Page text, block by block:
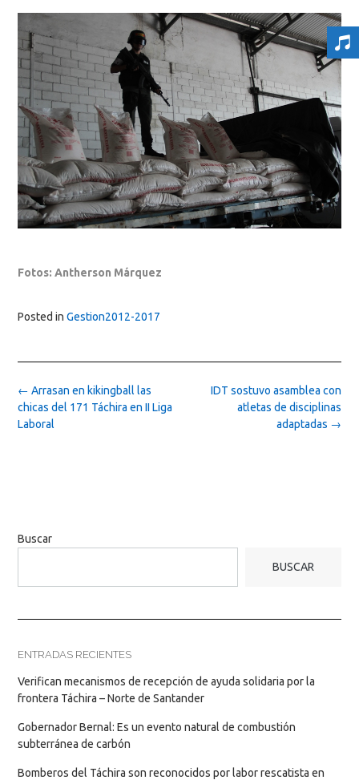
Fotos: Antherson Márquez
Posted in Gestion2012-2017
Post
navigation
IDT sostuvo asamblea con
atletas de disciplinas
adaptadas →
← Arrasan en kikingball las
chicas del 171 Táchira en II Liga
Laboral
Buscar
BUSCAR
ENTRADAS RECIENTES
Verifican mecanismos de recepción de ayuda solidaria por la
frontera Táchira – Norte de Santander
Gobernador Bernal: Es un evento natural de combustión
subterránea de carbón
Bomberos del Táchira son reconocidos por labor rescatista en